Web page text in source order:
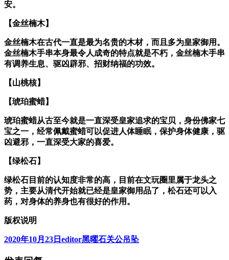
安。
【金丝楠木】
金丝楠木在古代一直是最为名贵的木材，而且多为皇家御用。
金丝楠木手串本身最令人成奇的特点就是不朽，金丝楠木手串
有调养生息、驱凶辟邪、招财纳福的功效。
【山桃核】
【琥珀蜜蜡】
琥珀蜜蜡从古至今就是一直深受皇家追求的宝贝，身份佛家七
宝之一，经常佩戴蜜蜡可以促进人体睡眠，保护身体健康，驱
凶避邪，一直深受大家的喜爱。
【绿松石】
绿松石目前的认知度非常的高，目前在文玩圈里属于龙头之
势，主要从清代开始就已经是皇家御用品了，松石还可以入
药，对身体的养身也有很好的作用。
版权说明
发
2020年10月23日 作
editor分
黑曜石关公吊坠